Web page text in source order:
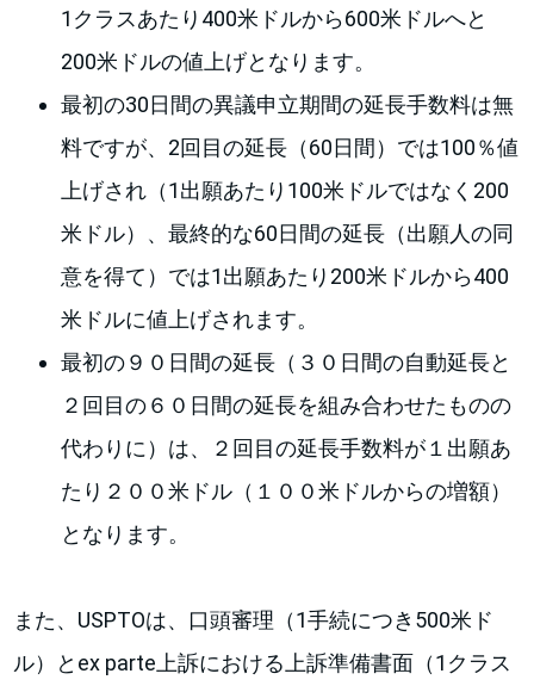
1クラスあたり400米ドルから600米ドルへと
200米ドルの値上げとなります。
最初の30日間の異議申立期間の延長手数料は無
料ですが、2回目の延長（60日間）では100％値
上げされ（1出願あたり100米ドルではなく200
米ドル）、最終的な60日間の延長（出願人の同
意を得て）では1出願あたり200米ドルから400
米ドルに値上げされます。
最初の９０日間の延長（３０日間の自動延長と
２回目の６０日間の延長を組み合わせたものの
代わりに）は、２回目の延長手数料が１出願あ
たり２００米ドル（１００米ドルからの増額）
となります。
また、USPTOは、口頭審理（1手続につき500米ド
ル）とex parte上訴における上訴準備書面（1クラス